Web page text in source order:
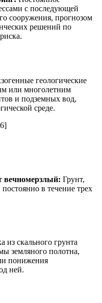
с последующей
сооружения, прогнозом
решений по
геологические
или многолетним
и подземных вод,
среде.
вечномерзлый: Грунт,
в течение трех
из скального грунта
земляного полотна,
понижения
ней.